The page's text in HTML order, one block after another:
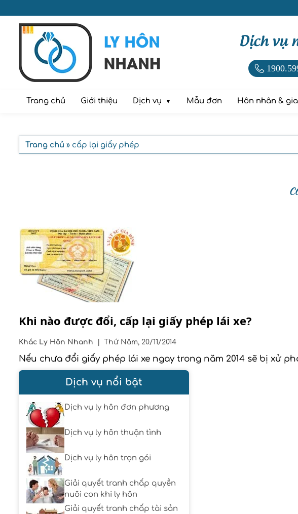
Dịch vụ
Trang chủ Giới thiệu Dịch vụ Mẫu đơn Hôn nhân &
Trang chủ » cấp lại giấy phép
Khi nào được đổi, cấp lại giấy phép lái xe?
Khác Ly Hôn Nhanh Thứ Năm, 20/11/2014
Nếu chưa đổi giấy phép lái xe ngay trong năm 2014 sẽ bị xử
Dịch vụ nổi bật
Dịch vụ ly hôn đơn phương
Dịch vụ ly hôn thuận tình
Dịch vụ ly hôn trọn gói
Giải quyết tranh chấp quyền
nuôi con khi ly hôn
Giải quyết tranh chấp tài sản